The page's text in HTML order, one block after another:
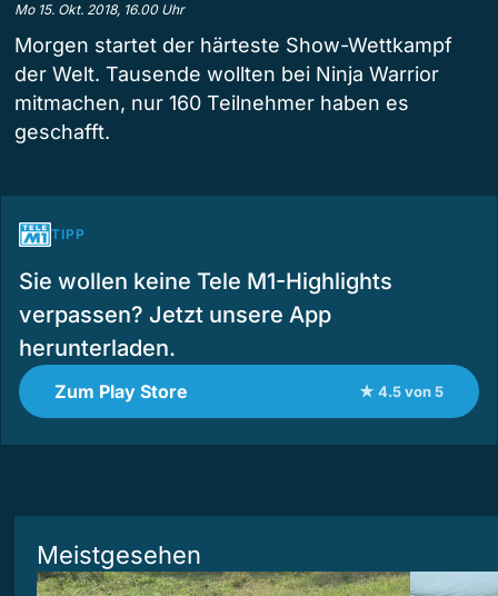
Mo 15. Okt. 2018, 16.00 Uhr
Morgen startet der härteste Show-Wettkampf
der Welt. Tausende wollten bei Ninja Warrior
mitmachen, nur 160 Teilnehmer haben es
geschafft.
TIPP
Sie wollen keine Tele M1-Highlights
verpassen? Jetzt unsere App
herunterladen.
Zum Play Store ★ 4.5 von 5
Meistgesehen